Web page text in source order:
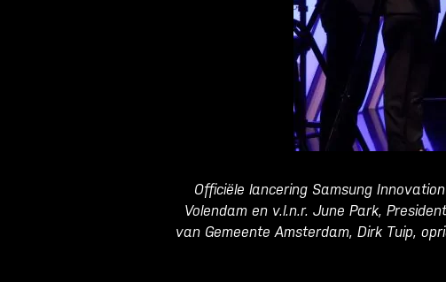
Officiële lancering Samsung
Volendam en v.l.n.r. June Park,
van Gemeente Amsterdam, Dirk Tuip,